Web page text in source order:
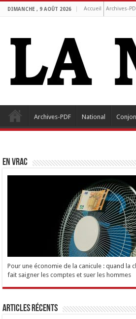
DIMANCHE , 9 AOÛT 2026 Accueil Archives-
Archives-PDF National
EN VRAC
Pour une économie de la canicule : quand la
fait saigner les comptes et suer les hommes
Articles Récents